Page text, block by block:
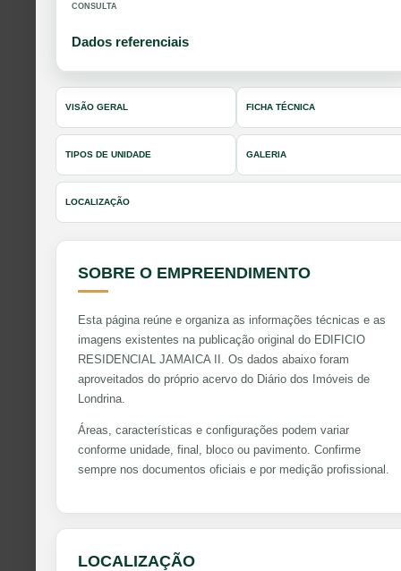
CONSULTA
Dados referenciais
VISÃO GERAL FICHA TÉCNICA
TIPOS DE UNIDADE GALERIA
LOCALIZAÇÃO
SOBRE O EMPREENDIMENTO
Esta página reúne e organiza as informações técnicas e as
imagens existentes na publicação original do EDIFICIO
RESIDENCIAL JAMAICA II. Os dados abaixo foram
aproveitados do próprio acervo do Diário dos Imóveis de
Londrina.
Áreas, características e configurações podem variar
conforme unidade, final, bloco ou pavimento. Confirme
sempre nos documentos oficiais e por medição profissional.
LOCALIZAÇÃO